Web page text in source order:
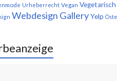
Urheberrecht Vegan Vegetarisch
Webdesign GalleryYelp